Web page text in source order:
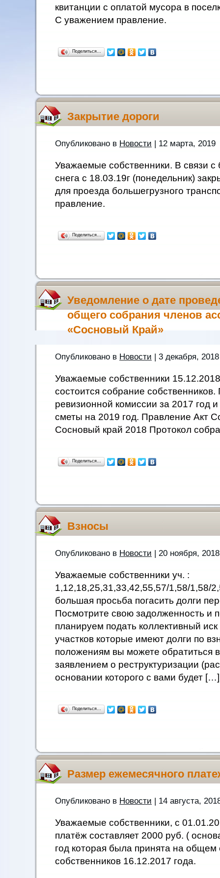
квитанции с оплатой мусора в
С уважением правление.
Поделиться…
Закрытие дороги
Опубликовано в Новости | 12 марта, 2019
Уважаемые собственники. В связи
снега с 18.03.19г (понедельник)
для проезда большегрузного
правление.
Поделиться…
Уведомление о дате
общего собрания членов
«Сосновый Край»
Опубликовано в Новости | 3 декабря, 2018
Уважаемые собственники
состоится собрание
ревизионной комиссии за 2017 год
сметы на 2019 год. Правление Акт
Сосновый край 2018 Протокол
Поделиться…
Взносы
Опубликовано в Новости | 20 ноября, 2018
Уважаемые собственники уч. :
1,12,18,25,31,33,42,55,57/1,58/1,58/
большая просьба погасить долги
Посмотрите свою задолженность и
планируем подать коллективный
участков которые имеют долги по
положениям вы можете обратиться
заявлением о реструктуризации
основании которого с вами будет […]
Поделиться…
Размер ежемесячного
Опубликовано в Новости | 14 августа,
Уважаемые собственники, с
платёж составляет 2000 руб. (
год которая была принята на общем
собственников 16.12.2017 года.